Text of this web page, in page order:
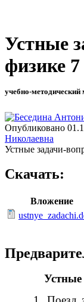
Устные
физике 7
учебно-методический
Опубликовано
Николаевна
Устные задачи-
Скачать:
Вложение
Устные